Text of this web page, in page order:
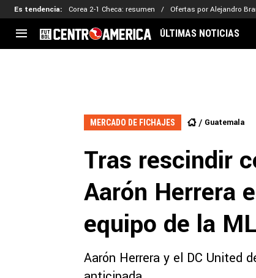
Es tendencia: Corea 2-1 Checa: resumen Ofertas por Alejandro
Eliminatorias
Copa Centroamericana
ÚLTIMAS NOTICIAS
MERCADO DE FICHAJES Guatemala
Tras rescindir
Aarón Herrera
equipo de la
Aarón Herrera y el DC United